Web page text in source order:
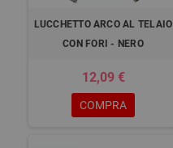
LUCCHETTO ARCO AL TELAIO
CON FORI - NERO
12,09 €
COMPRA